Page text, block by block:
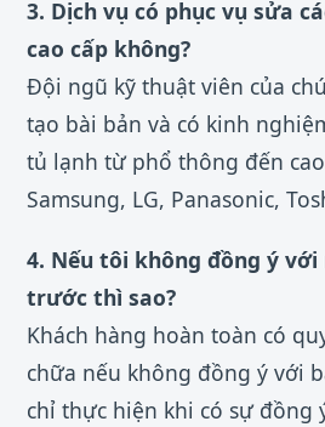
3. Dịch vụ có phục vụ sửa
cao cấp không?
Đội ngũ kỹ thuật viên của
tạo bài bản và có kinh
tủ lạnh từ phổ thông đến
Samsung, LG, Panasonic,
4. Nếu tôi không đồng ý
trước thì sao?
Khách hàng hoàn toàn có
chữa nếu không đồng ý với
chỉ thực hiện khi có sự đồng